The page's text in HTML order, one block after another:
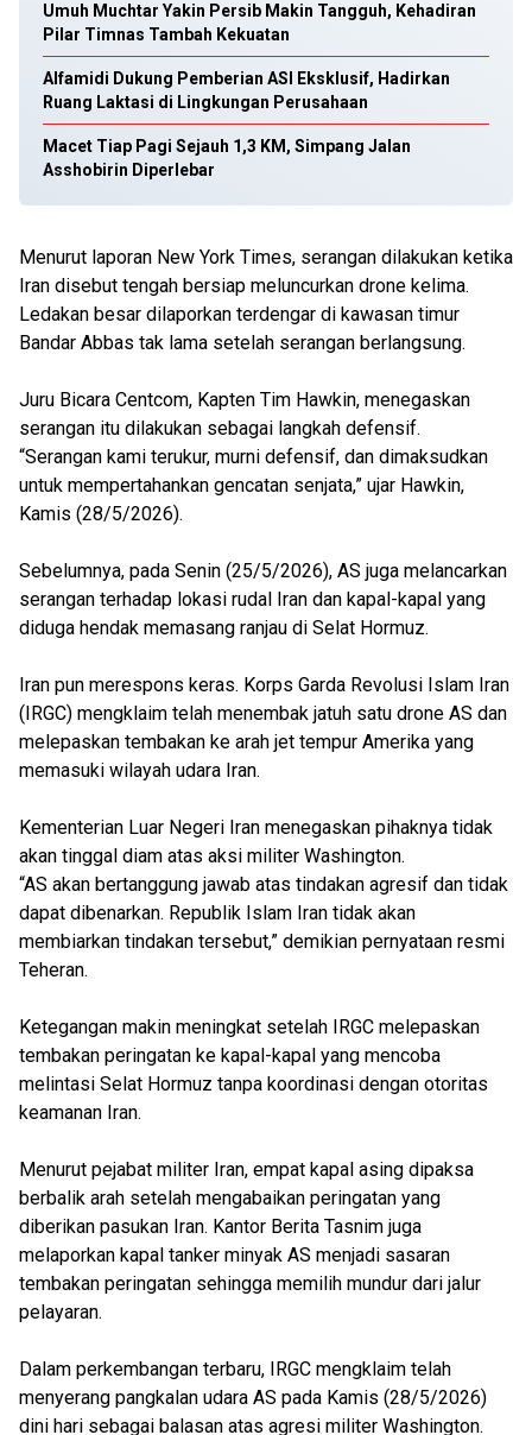
Umuh Muchtar Yakin Persib Makin Tangguh, Kehadiran
Pilar Timnas Tambah Kekuatan
Alfamidi Dukung Pemberian ASI Eksklusif, Hadirkan
Ruang Laktasi di Lingkungan Perusahaan
Macet Tiap Pagi Sejauh 1,3 KM, Simpang Jalan
Asshobirin Diperlebar
Menurut laporan New York Times, serangan dilakukan ketika
Iran disebut tengah bersiap meluncurkan drone kelima.
Ledakan besar dilaporkan terdengar di kawasan timur
Bandar Abbas tak lama setelah serangan berlangsung.
Juru Bicara Centcom, Kapten Tim Hawkin, menegaskan
serangan itu dilakukan sebagai langkah defensif.
“Serangan kami terukur, murni defensif, dan dimaksudkan
untuk mempertahankan gencatan senjata,” ujar Hawkin,
Kamis (28/5/2026).
Sebelumnya, pada Senin (25/5/2026), AS juga melancarkan
serangan terhadap lokasi rudal Iran dan kapal-kapal yang
diduga hendak memasang ranjau di Selat Hormuz.
Iran pun merespons keras. Korps Garda Revolusi Islam Iran
(IRGC) mengklaim telah menembak jatuh satu drone AS dan
melepaskan tembakan ke arah jet tempur Amerika yang
memasuki wilayah udara Iran.
Kementerian Luar Negeri Iran menegaskan pihaknya tidak
akan tinggal diam atas aksi militer Washington.
“AS akan bertanggung jawab atas tindakan agresif dan tidak
dapat dibenarkan. Republik Islam Iran tidak akan
membiarkan tindakan tersebut,” demikian pernyataan resmi
Teheran.
Ketegangan makin meningkat setelah IRGC melepaskan
tembakan peringatan ke kapal-kapal yang mencoba
melintasi Selat Hormuz tanpa koordinasi dengan otoritas
keamanan Iran.
Menurut pejabat militer Iran, empat kapal asing dipaksa
berbalik arah setelah mengabaikan peringatan yang
diberikan pasukan Iran. Kantor Berita Tasnim juga
melaporkan kapal tanker minyak AS menjadi sasaran
tembakan peringatan sehingga memilih mundur dari jalur
pelayaran.
Dalam perkembangan terbaru, IRGC mengklaim telah
menyerang pangkalan udara AS pada Kamis (28/5/2026)
dini hari sebagai balasan atas agresi militer Washington.